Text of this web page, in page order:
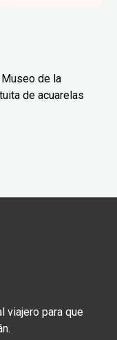
de la
de acuarelas
viajero para que